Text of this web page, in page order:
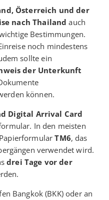
Österreich und der
nach Thailand auch
Bestimmungen.
noch mindestens
sollte ein
der Unterkunft
können.
Digital Arrival Card
In den meisten
TM6, das
verwendet wird.
drei Tage vor der
Bangkok (BKK) oder an